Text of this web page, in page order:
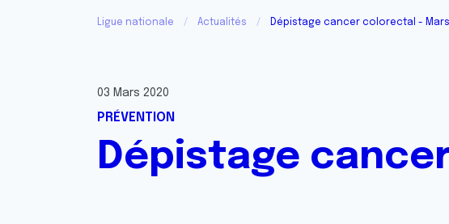
Ligue nationale Actualités Dépistage cancer colorectal - Mars
03 Mars 2020
PRÉVENTION
Dépistage